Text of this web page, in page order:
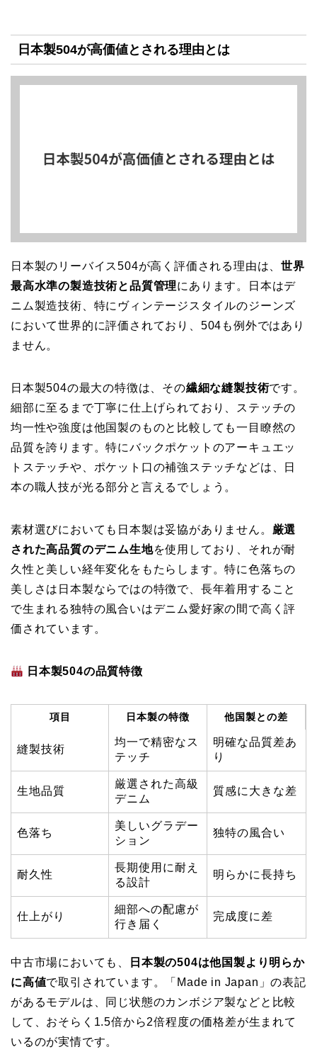
日本製504が高価値とされる理由とは
日本製のリーバイス504が高く評価される理由は、世界
最高水準の製造技術と品質管理にあります。日本はデ
ニム製造技術、特にヴィンテージスタイルのジーンズ
において世界的に評価されており、504も例外ではあり
ません。
日本製504の最大の特徴は、その繊細な縫製技術です。
細部に至るまで丁寧に仕上げられており、ステッチの
均一性や強度は他国製のものと比較しても一目瞭然の
品質を誇ります。特にバックポケットのアーキュエッ
トステッチや、ポケット口の補強ステッチなどは、日
本の職人技が光る部分と言えるでしょう。
素材選びにおいても日本製は妥協がありません。 厳選
された高品質のデニム生地を使用しており、それが耐
久性と美しい経年変化をもたらします。特に色落ちの
美しさは日本製ならではの特徴で、長年着用すること
で生まれる独特の風合いはデニム愛好家の間で高く評
価されています。
日本製504の品質特徴
項目 日本製の特徴 他国製との差
縫製技術
均一で精密なス
テッチ
明確な品質差あ
り
生地品質
厳選された高級
デニム
質感に大きな差
色落ち
美しいグラデー
ション
独特の風合い
耐久性
長期使用に耐え
る設計
明らかに長持ち
仕上がり
細部への配慮が
行き届く
完成度に差
中古市場においても、
日本製の504は他国製より明らか
に高値で取引されています。「Made in Japan」の表記
があるモデルは、同じ状態のカンボジア製などと比較
して、おそらく1.5倍から2倍程度の価格差が生まれて
いるのが実情です。